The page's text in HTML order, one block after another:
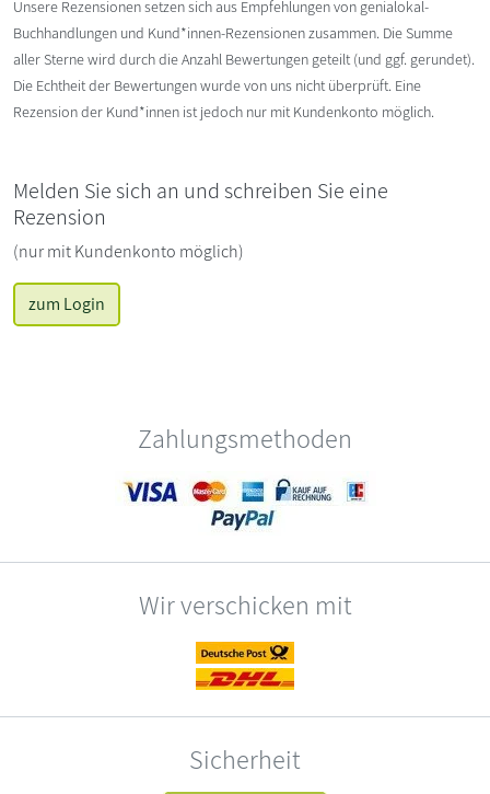
Unsere Rezensionen setzen sich aus Empfehlungen von genialokal-
Buchhandlungen und Kund*innen-Rezensionen zusammen. Die Summe
aller Sterne wird durch die Anzahl Bewertungen geteilt (und ggf. gerundet).
Die Echtheit der Bewertungen wurde von uns nicht überprüft. Eine
Rezension der Kund*innen ist jedoch nur mit Kundenkonto möglich.
Melden Sie sich an und schreiben Sie eine
Rezension
(nur mit Kundenkonto möglich)
zum Login
Zahlungsmethoden
Wir verschicken mit
Sicherheit